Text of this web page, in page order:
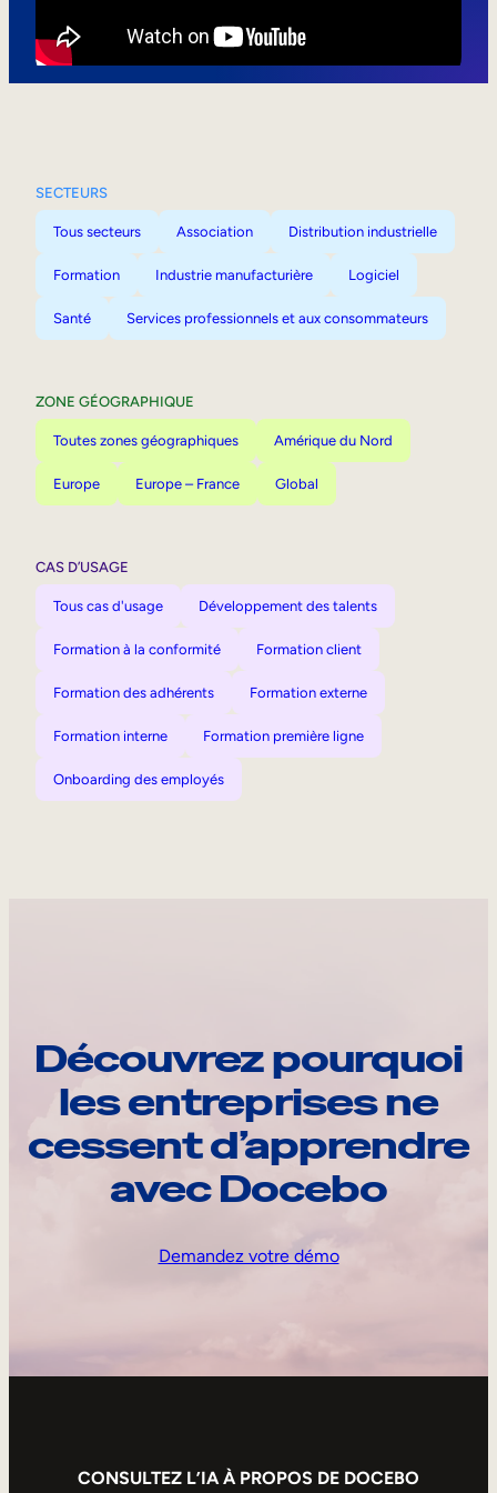
SECTEURS
Tous secteurs Association Distribution industrielle
Formation Industrie manufacturière Logiciel
Santé Services professionnels et aux consommateurs
ZONE GÉOGRAPHIQUE
Toutes zones géographiques Amérique du Nord
Europe Europe – France Global
CAS D’USAGE
Tous cas d'usage Développement des talents
Formation à la conformité Formation client
Formation des adhérents Formation externe
Formation interne Formation première ligne
Onboarding des employés
Découvrez pourquoi
les entreprises ne
cessent d’apprendre
avec Docebo
Demandez votre démo
CONSULTEZ L’IA À PROPOS DE DOCEBO